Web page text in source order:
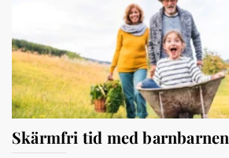
Skärmfri tid med barnbarnen